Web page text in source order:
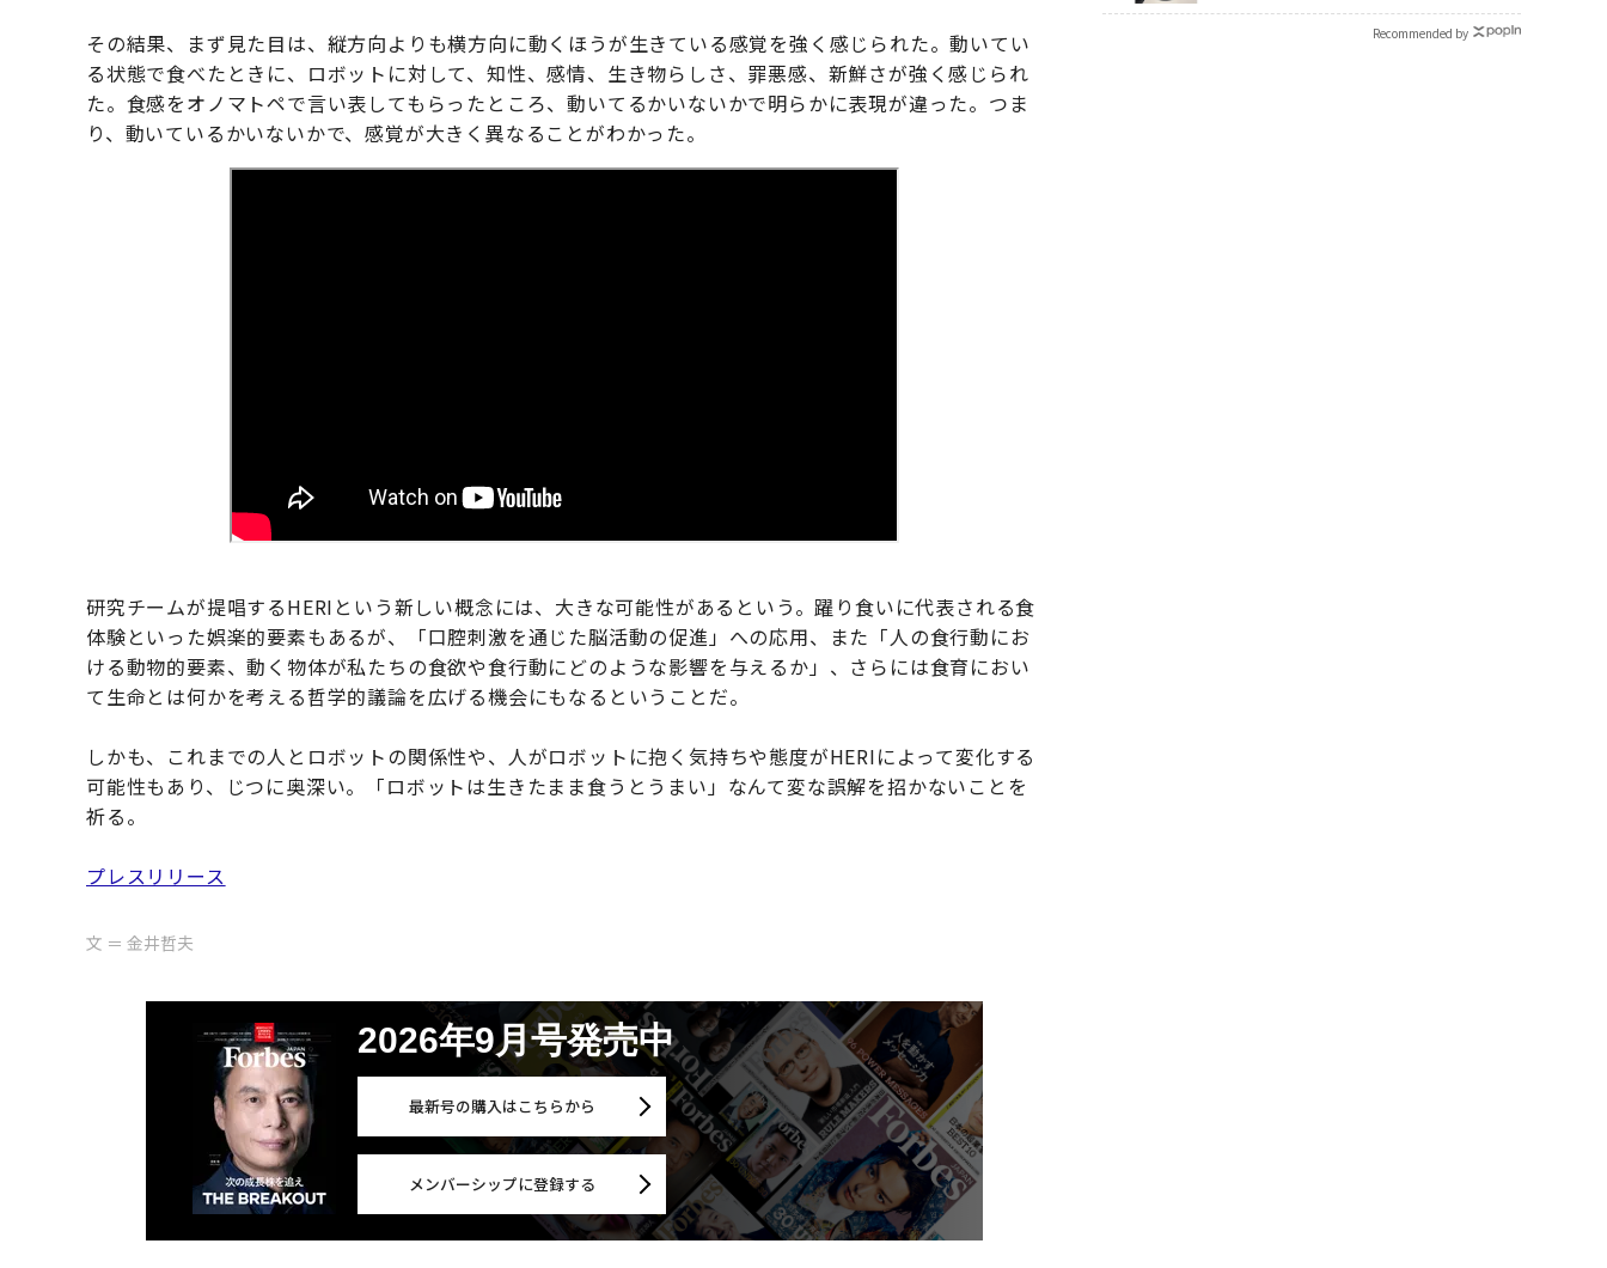
その結果、まず見た目は、縦方向よりも横方向に動くほうが生きている感覚を強く感じられた。動いてい
る状態で食べたときに、ロボットに対して、知性、感情、生き物らしさ、罪悪感、新鮮さが強く感じられ
た。食感をオノマトペで言い表してもらったところ、動いてるかいないかで明らかに表現が違った。つま
り、動いているかいないかで、感覚が大きく異なることがわかった。
研究チームが提唱するHERIという新しい概念には、大きな可能性があるという。躍り食いに代表される食
体験といった娯楽的要素もあるが、「口腔刺激を通じた脳活動の促進」への応用、また「人の食行動にお
ける動物的要素、動く物体が私たちの食欲や食行動にどのような影響を与えるか」、さらには食育におい
て生命とは何かを考える哲学的議論を広げる機会にもなるということだ。
しかも、これまでの人とロボットの関係性や、人がロボットに抱く気持ちや態度がHERIによって変化する
可能性もあり、じつに奥深い。「ロボットは生きたまま食うとうまい」なんて変な誤解を招かないことを
祈る。
プレスリリース
文 ＝ 金井哲夫
2026年9月号発売中
最新号の購入はこちらから
メンバーシップに登録する
Recommended by